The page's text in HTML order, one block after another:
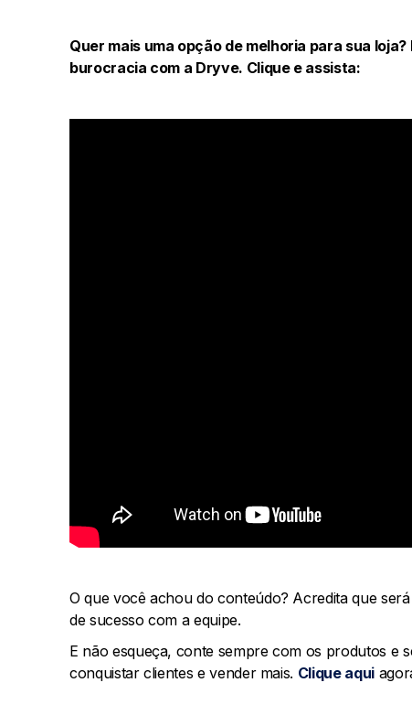
Quer mais uma opção de melhoria para sua
burocracia com a Dryve. Clique e assista:
O que você achou do conteúdo? Acredita que
de sucesso com a equipe.
E não esqueça, conte sempre com os produtos e
conquistar clientes e vender mais. Clique aqui